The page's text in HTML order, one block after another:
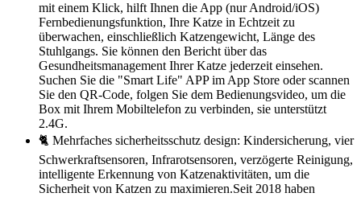
mit einem Klick, hilft Ihnen die App (nur Android/iOS)
Fernbedienungsfunktion, Ihre Katze in Echtzeit zu
überwachen, einschließlich Katzengewicht, Länge des
Stuhlgangs. Sie können den Bericht über das
Gesundheitsmanagement Ihrer Katze jederzeit einsehen.
Suchen Sie die "Smart Life" APP im App Store oder scannen
Sie den QR-Code, folgen Sie dem Bedienungsvideo, um die
Box mit Ihrem Mobiltelefon zu verbinden, sie unterstützt
2.4G.
🐈 Mehrfaches sicherheitsschutz design: Kindersicherung, vier
Schwerkraftsensoren, Infrarotsensoren, verzögerte Reinigung,
intelligente Erkennung von Katzenaktivitäten, um die
Sicherheit von Katzen zu maximieren.Seit 2018 haben